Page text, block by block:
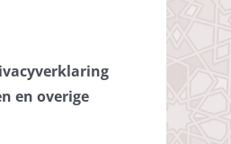
en overige